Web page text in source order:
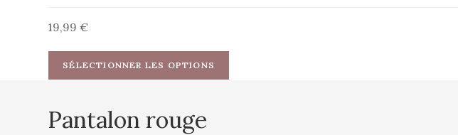
19,99€
SÉLECTIONNER LES OPTIONS
Pantalon rouge